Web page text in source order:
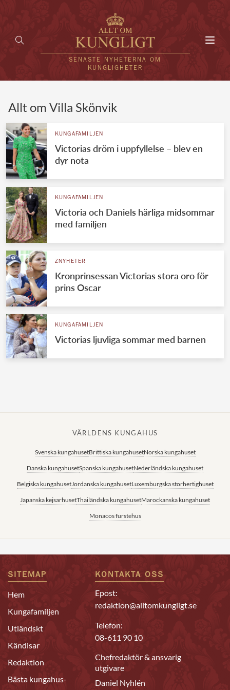
SENASTE NYHETERNA OM
KUNGLIGHETER
UTLÄNDSKT
VÄRLDENS KUNGAHUS
Svenska kungahuset
Brittiska kungahuset
Danska kungahuset
Jordanska kungahuset
REDAKTION
Allt om Villa Skönvik
KUNGAFAMILJEN
Victorias dröm i uppfyllelse – blev en
dyr nota
KUNGAFAMILJEN
Victoria och Daniels härliga midsommar
med familjen
ZNYHETER
Kronprinsessan Victorias stora oro för
prins Oscar
KUNGAFAMILJEN
Victorias ljuvliga sommar med barnen
VÄRLDENS KUNGAHUS
Svenska kungahusetBrittiska kungahusetNorska kungahuset
Danska kungahusetSpanska kungahusetNederländska kungahuset
Belgiska kungahusetJordanska kungahusetLuxemburgska storhertighuset
Japanska kejsarhusetThailändska kungahusetMarockanska kungahuset
Monacos furstehus
SITEMAP
Hem
Kungafamiljen
Utländskt
Kändisar
Redaktion
Bästa kungahus-
KONTAKTA OSS
Epost:
redaktion@alltomkungligt.se
Telefon:
08-611 90 10
Chefredaktör & ansvarig
utgivare
Daniel Nyhlén